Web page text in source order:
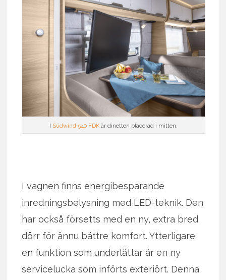
Südwind 540 FDKär dinetten placerad i mitten.
I vagnen finns energibesparande
inredningsbelysning med LED-teknik. Den
har också försetts med en ny, extra bred
dörr för ännu bättre komfort. Ytterligare
en funktion som underlättar är en ny
servicelucka som införts exteriört. Denna